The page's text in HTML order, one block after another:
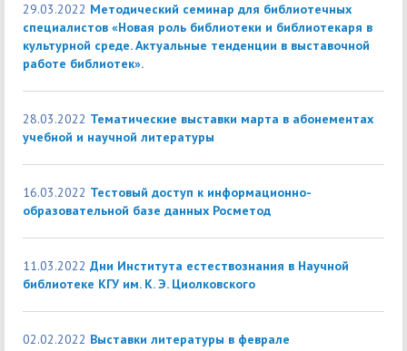
29.03.2022 Методический семинар для библиотечных
специалистов «Новая роль библиотеки и библиотекаря в
культурной среде. Актуальные тенденции в выставочной
работе библиотек».
28.03.2022 Тематические выставки марта в абонементах
учебной и научной литературы
16.03.2022 Тестовый доступ к информационно-
образовательной базе данных Росметод
11.03.2022 Дни Института естествознания в Научной
библиотеке КГУ им. К. Э. Циолковского
02.02.2022 Выставки литературы в феврале